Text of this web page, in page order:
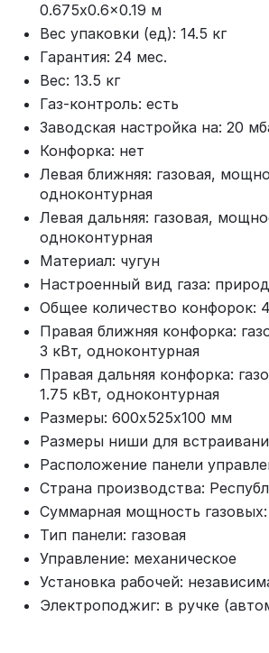
0.675x0.6x0.19 м
Вес упаковки (ед): 14.5 кг
Гарантия: 24 мес.
Вес: 13.5 кг
Газ-контроль: есть
Заводская настройка на: 20
Конфорка: нет
Левая ближняя: газовая,
одноконтурная
Левая дальняя: газовая,
одноконтурная
Материал: чугун
Настроенный вид газа:
Общее количество конфорок: 4
Правая ближняя конфорка:
3 кВт, одноконтурная
Правая дальняя конфорка:
1.75 кВт, одноконтурная
Размеры: 600х525х100 мм
Размеры ниши для
Расположение панели
Страна производства:
Суммарная мощность газовых:
Тип панели: газовая
Управление: механическое
Установка рабочей:
Электроподжиг: в ручке